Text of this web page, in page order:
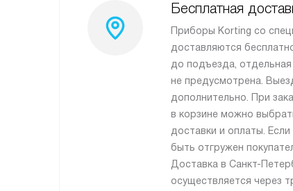
Бесплатная
Приборы Korting со
доставляются
до подъезда,
не предусмотрена.
дополнительно. При
в корзине можно
доставки и оплаты.
быть отгружен
Доставка в Санкт-
осуществляется через